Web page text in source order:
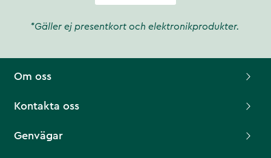
*Gäller ej presentkort och elektronikprodukter.
Om oss
Kontakta oss
Genvägar